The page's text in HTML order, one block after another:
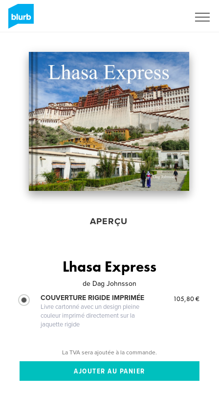
APERÇU
Lhasa Express
de Dag Johnsson
COUVERTURE RIGIDE IMPRIMÉE
Livre cartonné avec un design pleine
couleur imprimé directement sur la
jaquette rigide
105,80 €
La TVA sera ajoutée à la commande.